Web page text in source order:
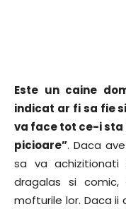
Este un caine
indicat ar fi sa fie
va face tot ce-i sta
picioare”. Daca
sa va
dragalas si
mofturile lor. Daca